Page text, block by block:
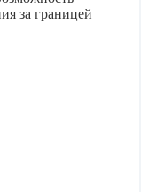
за границей